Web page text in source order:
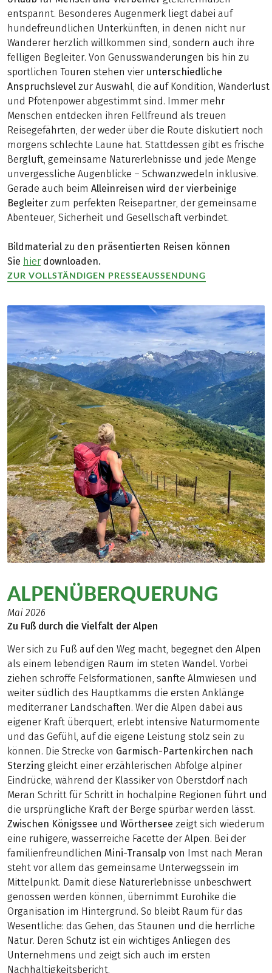
entspannt. Besonderes Augenmerk liegt dabei auf
hundefreundlichen Unterkünften, in denen nicht nur
Wanderer herzlich willkommen sind, sondern auch ihre
felligen Begleiter. Von Genusswanderungen bis hin zu
sportlichen Touren stehen vier unterschiedliche
Anspruchslevel zur Auswahl, die auf Kondition, Wanderlust
und Pfotenpower abgestimmt sind. Immer mehr
Menschen entdecken ihren Fellfreund als treuen
Reisegefährten, der weder über die Route diskutiert noch
morgens schlechte Laune hat. Stattdessen gibt es frische
Bergluft, gemeinsame Naturerlebnisse und jede Menge
unvergessliche Augenblicke – Schwanzwedeln inklusive.
Gerade auch beim Alleinreisen wird der vierbeinige
Begleiter zum perfekten Reisepartner, der gemeinsame
Abenteuer, Sicherheit und Gesellschaft verbindet.
Bildmaterial zu den präsentierten Reisen können
Sie hier downloaden.
ZUR VOLLSTÄNDIGEN PRESSEAUSSENDUNG
ALPENÜBERQUERUNG
Mai 2026
Zu Fuß durch die Vielfalt der Alpen
Wer sich zu Fuß auf den Weg macht, begegnet den Alpen
als einem lebendigen Raum im steten Wandel. Vorbei
ziehen schroffe Felsformationen, sanfte Almwiesen und
weiter südlich des Hauptkamms die ersten Anklänge
mediterraner Landschaften. Wer die Alpen dabei aus
eigener Kraft überquert, erlebt intensive Naturmomente
und das Gefühl, auf die eigene Leistung stolz sein zu
können. Die Strecke von Garmisch-Partenkirchen nach
Sterzing gleicht einer erzählerischen Abfolge alpiner
Eindrücke, während der Klassiker von Oberstdorf nach
Meran Schritt für Schritt in hochalpine Regionen führt und
die ursprüngliche Kraft der Berge spürbar werden lässt.
Zwischen Königssee und Wörthersee zeigt sich wiederum
eine ruhigere, wasserreiche Facette der Alpen. Bei der
familienfreundlichen Mini-Transalp von Imst nach Meran
steht vor allem das gemeinsame Unterwegssein im
Mittelpunkt. Damit diese Naturerlebnisse unbeschwert
genossen werden können, übernimmt Eurohike die
Organisation im Hintergrund. So bleibt Raum für das
Wesentliche: das Gehen, das Staunen und die herrliche
Natur. Deren Schutz ist ein wichtiges Anliegen des
Unternehmens und zeigt sich auch im ersten
Nachhaltigkeitsbericht.